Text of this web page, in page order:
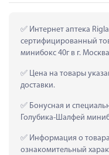
Интернет аптека
сертифицированный
минибокс 40г в г.
Цена на товары
доставки.
Бонусная и
Голубика-Шалфей
Информация о
ознакомительный